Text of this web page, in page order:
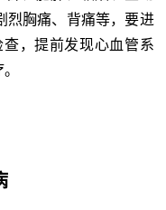
烈胸痛、背痛等，要进
，提前发现心血管系